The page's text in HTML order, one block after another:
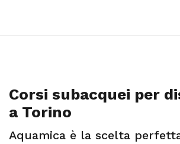
Corsi subacquei per
a Torino
Aquamica è la scelta